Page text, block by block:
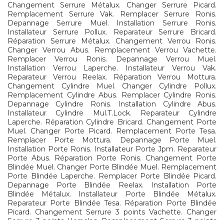
Changement Serrure Métalux. Changer Serrure Picard.
Remplacement Serrure Vak. Remplacer Serrure Ronis.
Depannage Serrure Muel. Installation Serrure Ronis.
Installateur Serrure Pollux. Reparateur Serrure Bricard.
Réparation Serrure Métalux. Changement Verrou Ronis.
Changer Verrou Abus. Remplacement Verrou Vachette.
Remplacer Verrou Ronis. Depannage Verrou Muel.
Installation Verrou Laperche. Installateur Verrou Vak.
Reparateur Verrou Reelax. Réparation Verrou Mottura.
Changement Cylindre Muel. Changer Cylindre Pollux.
Remplacement Cylindre Abus. Remplacer Cylindre Ronis.
Depannage Cylindre Ronis. Installation Cylindre Abus.
Installateur Cylindre Mul.T.Lock. Reparateur Cylindre
Laperche. Réparation Cylindre Bricard. Changement Porte
Muel. Changer Porte Picard. Remplacement Porte Tesa.
Remplacer Porte Mottura. Depannage Porte Muel.
Installation Porte Ronis. Installateur Porte Jpm. Reparateur
Porte Abus. Réparation Porte Ronis. Changement Porte
Blindée Muel. Changer Porte Blindée Muel. Remplacement
Porte Blindée Laperche. Remplacer Porte Blindée Picard.
Depannage Porte Blindée Reelax. Installation Porte
Blindée Métalux. Installateur Porte Blindée Métalux.
Reparateur Porte Blindée Tesa. Réparation Porte Blindée
Picard. Changement Serrure 3 points Vachette. Changer